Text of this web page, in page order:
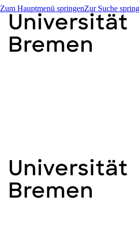
Zum Hauptmenü springenZur Suche